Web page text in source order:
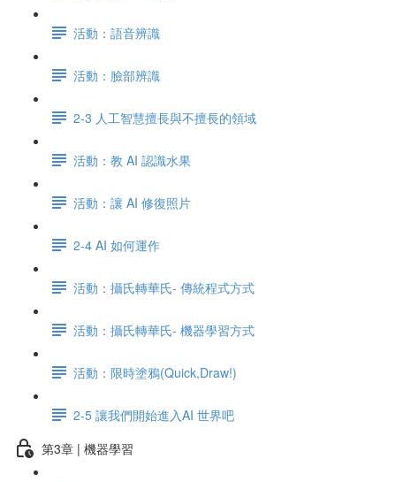
活動：語音辨識
活動：臉部辨識
2-3 人工智慧擅長與不擅長的領域
活動：教 AI 認識水果
活動：讓 AI 修復照片
2-4 AI 如何運作
活動：攝氏轉華氏- 傳統程式方式
活動：攝氏轉華氏- 機器學習方式
活動：限時塗鴉(Quick,Draw!)
2-5 讓我們開始進入AI 世界吧
第3章 | 機器學習